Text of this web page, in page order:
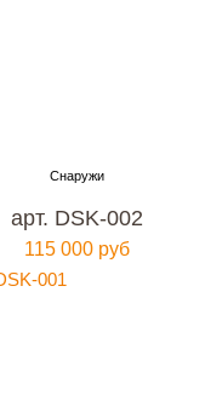
арт. DSK-002
115 000 руб